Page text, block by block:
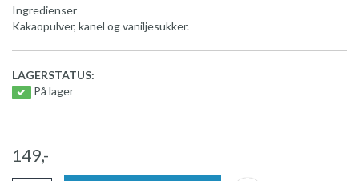
Ingredienser
Kakaopulver, kanel og vaniljesukker.
LAGERSTATUS:
På lager
149,-